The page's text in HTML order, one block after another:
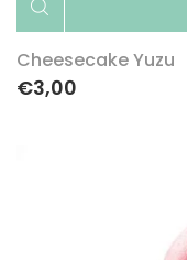
Cheesecake Yuzu
€3,00